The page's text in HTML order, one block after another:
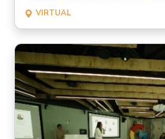
VIRTUAL